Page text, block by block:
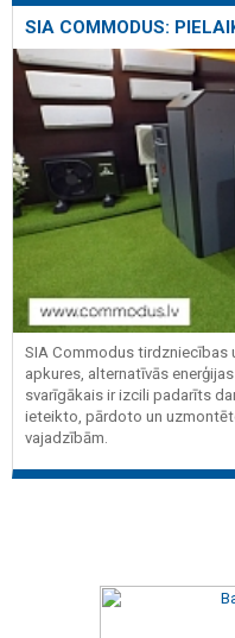
SIA COMMODUS:
SIA Commodus tirdzniecības
apkures, alternatīvās
svarīgākais ir izcili padarīts
ieteikto, pārdoto un
vajadzībām.